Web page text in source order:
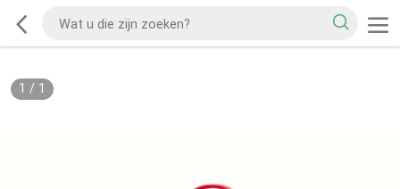
1 / 1